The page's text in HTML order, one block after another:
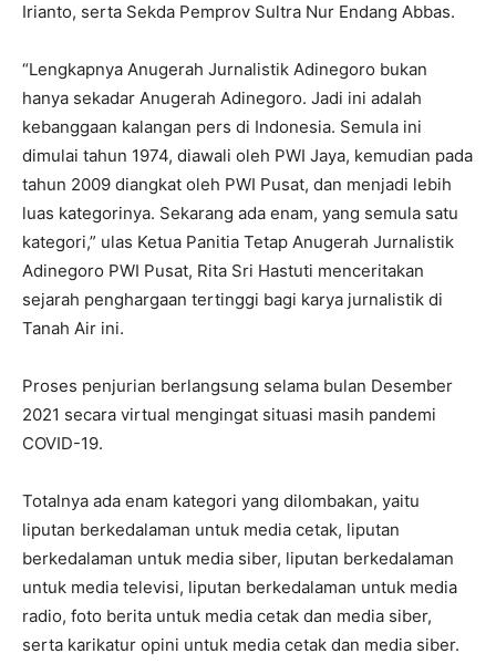
Irianto, serta Sekda Pemprov Sultra Nur Endang Abbas.
“Lengkapnya Anugerah Jurnalistik Adinegoro bukan
hanya sekadar Anugerah Adinegoro. Jadi ini adalah
kebanggaan kalangan pers di Indonesia. Semula ini
dimulai tahun 1974, diawali oleh PWI Jaya, kemudian pada
tahun 2009 diangkat oleh PWI Pusat, dan menjadi lebih
luas kategorinya. Sekarang ada enam, yang semula satu
kategori,” ulas Ketua Panitia Tetap Anugerah Jurnalistik
Adinegoro PWI Pusat, Rita Sri Hastuti menceritakan
sejarah penghargaan tertinggi bagi karya jurnalistik di
Tanah Air ini.
Proses penjurian berlangsung selama bulan Desember
2021 secara virtual mengingat situasi masih pandemi
COVID-19.
Totalnya ada enam kategori yang dilombakan, yaitu
liputan berkedalaman untuk media cetak, liputan
berkedalaman untuk media siber, liputan berkedalaman
untuk media televisi, liputan berkedalaman untuk media
radio, foto berita untuk media cetak dan media siber,
serta karikatur opini untuk media cetak dan media siber.